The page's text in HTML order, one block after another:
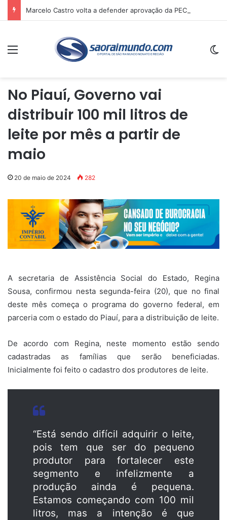
Menu
No Piauí, Governo vai
distribuir 100 mil litros de
leite por mês a partir de
maio
20 de maio de 2024 282
A secretaria de Assistência Social do Estado, Regina
Sousa, confirmou nesta segunda-feira (20), que no final
deste mês começa o programa do governo federal, em
parceria com o estado do Piauí, para a distribuição de leite.
De acordo com Regina, neste momento estão sendo
cadastradas as famílias que serão beneficiadas.
Inicialmente foi feito o cadastro dos produtores de leite.
“Está sendo difícil adquirir o leite,
pois tem que ser do pequeno
produtor para fortalecer este
segmento e infelizmente a
produção ainda é pequena.
Estamos começando com 100 mil
litros, mas a intenção é que